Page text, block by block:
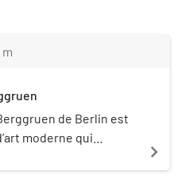
m
de Berlin est
moderne qui
Paul Klee, Henri
navigate_next